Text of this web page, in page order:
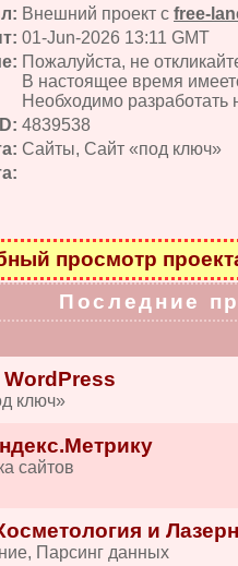
Внешний проект с free-
01-Jun-2026 13:11 GMT
Пожалуйста, не
В настоящее время
Необходимо
4839538
Сайты, Сайт «под ключ»
просмотр
Последние
ключ»
сайтов
и
Парсинг данных